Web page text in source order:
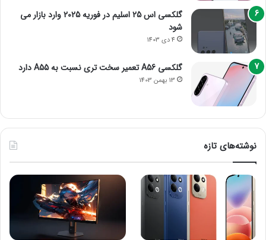
گلکسی اس 25 اسلیم در فوریه 2025 وارد بازار می
شود
4 دی 1403
گلکسی A56 تعمیر سخت تری نسبت به A55 دارد
13 بهمن 1403
نوشته‌های تازه